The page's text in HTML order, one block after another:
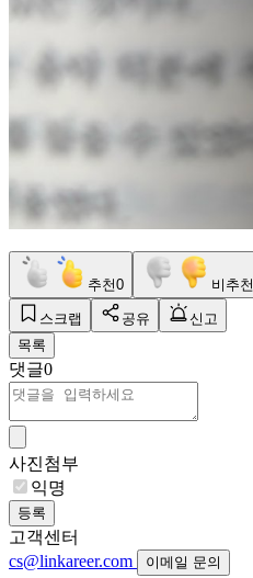
추천0 비추천
스크랩 공유
신고
목록
댓글0
사진첨부
익명
등록
고객센터
cs@linkareer.com
이메일 문의